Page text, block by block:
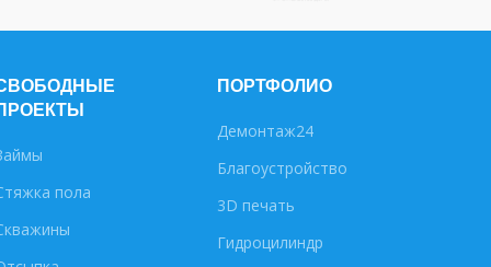
пола
ПОРТФОЛИО
Демонтаж24
Благоустройство
3D печать
Гидроцилиндр